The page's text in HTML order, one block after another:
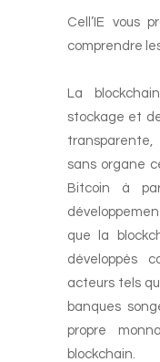
Cell’IE vous
comprendre
La
blockchain
stockage et
sans organe
Bitcoin à
que la
développés
acteurs tels
banques
propre
blockchain.